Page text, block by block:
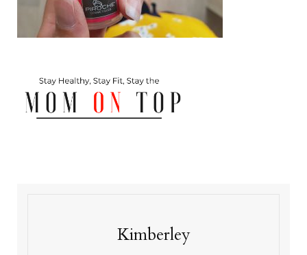
Kimberley